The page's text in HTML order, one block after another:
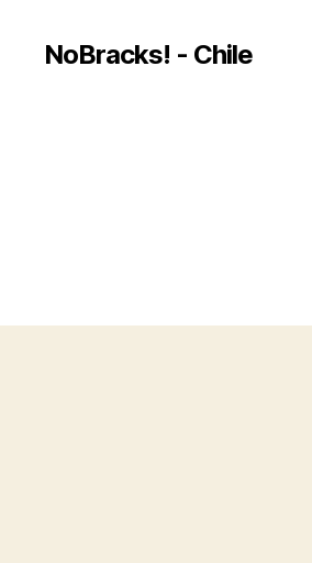
NoBracks! - Chile